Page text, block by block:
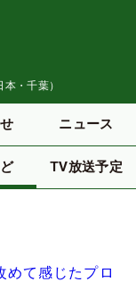
・千葉）
ニュース
TV放送予定
めて感じたプロ